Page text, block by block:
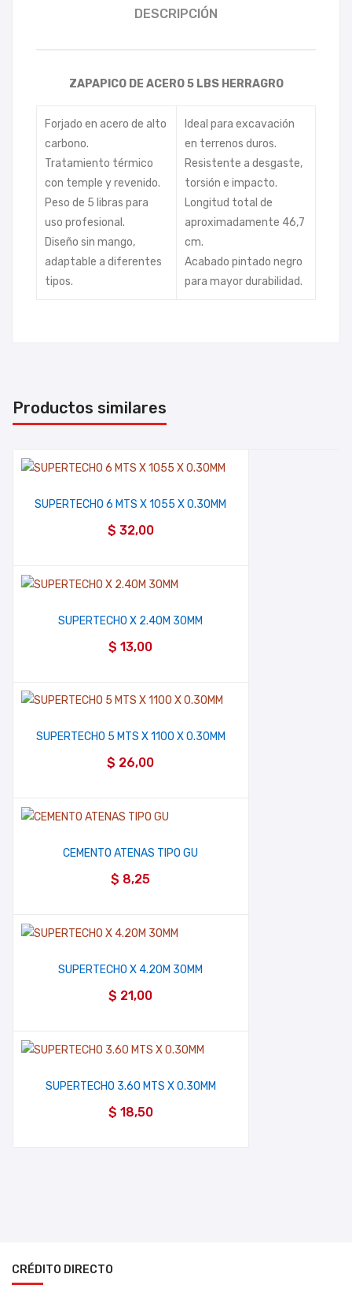
DESCRIPCIÓN
ZAPAPICO DE ACERO 5 LBS HERRAGRO
Forjado en acero de alto
carbono.
Tratamiento térmico
con temple y revenido.
Peso de 5 libras para
uso profesional.
Diseño sin mango,
adaptable a diferentes
tipos.
Ideal para excavación
en terrenos duros.
Resistente a desgaste,
torsión e impacto.
Longitud total de
aproximadamente 46,7
cm.
Acabado pintado negro
para mayor durabilidad.
Productos similares
SUPERTECHO 6 MTS X 1055 X 0.30MM
$ 32,00
SUPERTECHO X 2.40M 30MM
$ 13,00
SUPERTECHO 5 MTS X 1100 X 0.30MM
$ 26,00
CEMENTO ATENAS TIPO GU
$ 8,25
SUPERTECHO X 4.20M 30MM
$ 21,00
SUPERTECHO 3.60 MTS X 0.30MM
$ 18,50
CRÉDITO DIRECTO